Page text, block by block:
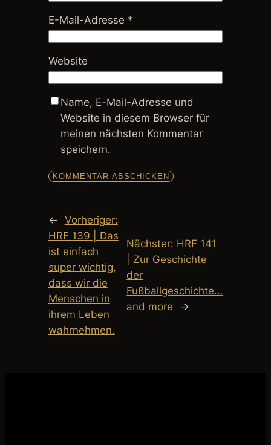
E-Mail-Adresse *
Website
Name, E-Mail-Adresse und
Website in diesem Browser für
meinen nächsten Kommentar
speichern.
←
Vorheriger:
HRF 139 | Das
ist einfach
super wichtig,
dass wir die
Menschen in
ihrem Leben
wahrnehmen.
Nächster: HRF 141
| Zur Geschichte
der
Fußballgeschichte…
and more
→